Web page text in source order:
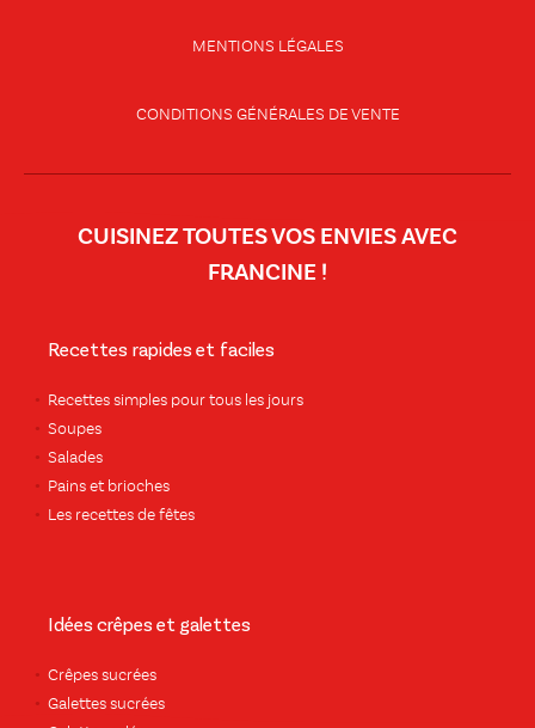
MENTIONS LÉGALES
CONDITIONS GÉNÉRALES DE VENTE
CUISINEZ TOUTES VOS ENVIES AVEC
FRANCINE !
Recettes rapides et faciles
Recettes simples pour tous les jours
Soupes
Salades
Pains et brioches
Les recettes de fêtes
Idées crêpes et galettes
Crêpes sucrées
Galettes sucrées